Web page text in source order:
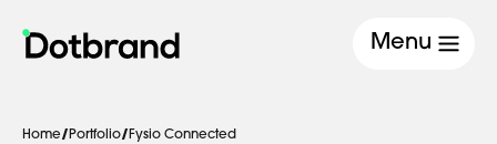
Menu
Home/ Portfolio/ Fysio Connected